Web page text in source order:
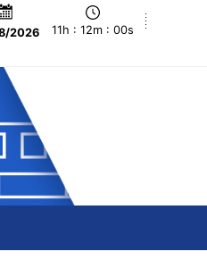
2026 11h : 12m : 01s